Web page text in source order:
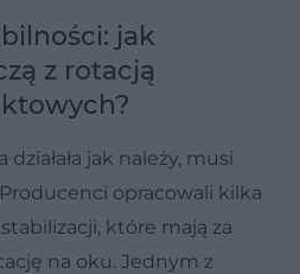
jak
z rotacją
jak należy, musi
opracowali kilka
które mają za
na oku. Jednym z